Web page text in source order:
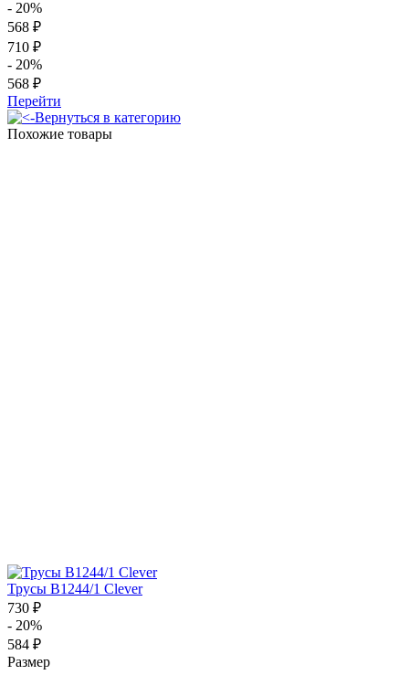
- 20%
568 ₽
710 ₽
- 20%
568 ₽
Перейти
Вернуться в категорию
Похожие товары
Трусы B1244/1 Clever
730 ₽
- 20%
584 ₽
Размер